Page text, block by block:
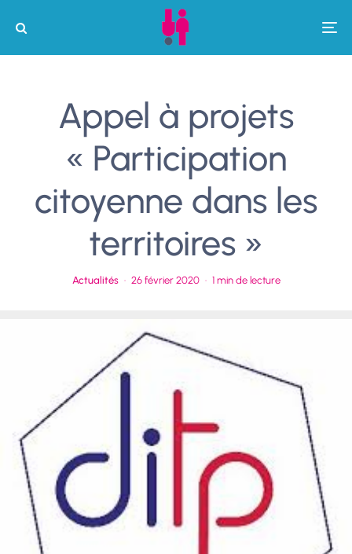
Appel à projets
« Participation
citoyenne dans les
territoires »
Actualités · 26 février 2020 · 1 min de lecture